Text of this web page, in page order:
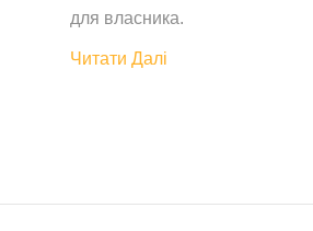
для власника.
Читати Далі